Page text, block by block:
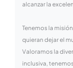
alcanzar la
Tenemos la
quieran dejar el
Valoramos la
inclusiva,